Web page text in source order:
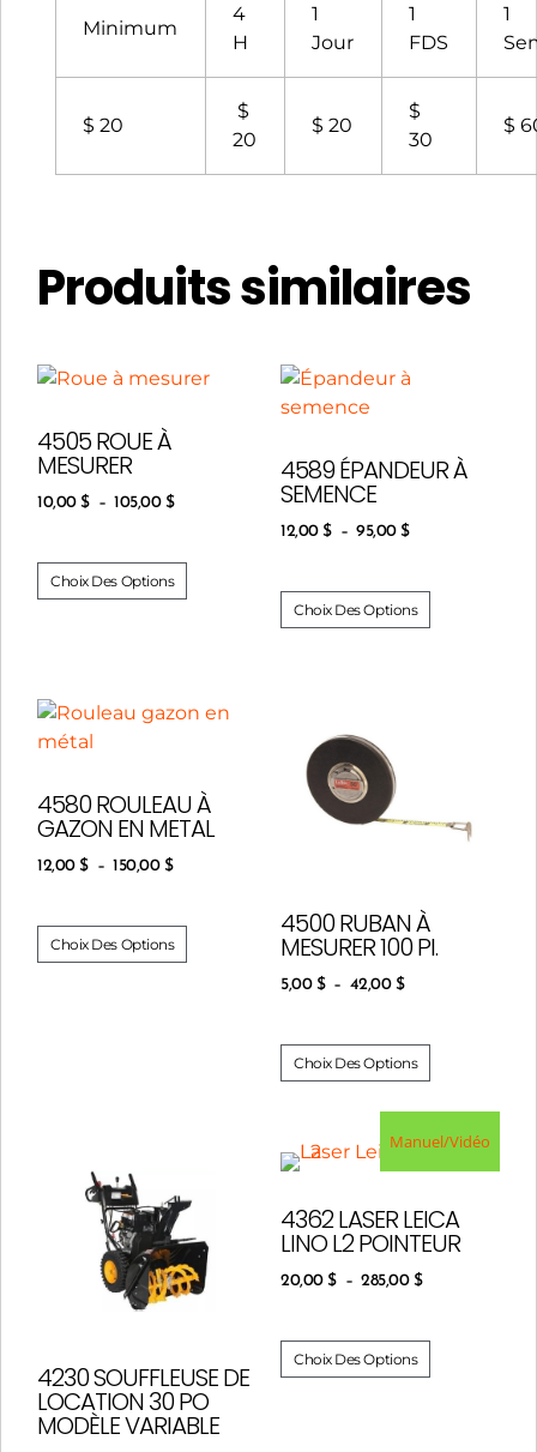
Minimum
4
H
1
Jour
1
FDS
1
$ 20
$
20
$ 20
$
30
$
Produits similaires
4505 ROUE À
MESURER
10,00$ – 105,00 $
Choix Des Options
4589 ÉPANDEUR À
SEMENCE
12,00$ – 95,00$
Choix Des Options
4580 ROULEAU À
GAZON EN METAL
12,00$ – 150,00 $
Choix Des Options
4500 RUBAN À
MESURER 100 PI.
5,00 $ – 42,00 $
Choix Des Options
4230 SOUFFLEUSE DE
LOCATION 30 PO
MODÈLE VARIABLE
Manuel/Vidéo
4362 LASER LEICA
LINO L2 POINTEUR
20,00$ – 285,00 $
Choix Des Options